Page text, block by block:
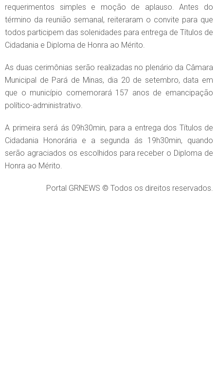
requerimentos simples e moção de aplauso. Antes do
término da reunião semanal, reiteraram o convite para que
todos participem das solenidades para entrega de Títulos de
Cidadania e Diploma de Honra ao Mérito.
As duas cerimônias serão realizadas no plenário da Câmara
Municipal de Pará de Minas, dia 20 de setembro, data em
que o município comemorará 157 anos de emancipação
político-administrativo.
A primeira será ás 09h30min, para a entrega dos Títulos de
Cidadania Honorária e a segunda ás 19h30min, quando
serão agraciados os escolhidos para receber o Diploma de
Honra ao Mérito.
Portal GRNEWS © Todos os direitos reservados.